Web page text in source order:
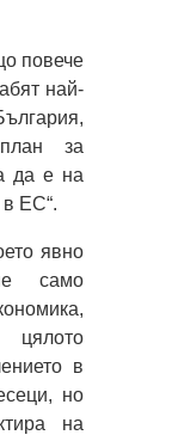
повече
най-
за
да е на
в ЕС“.
явно
само
в
но
на